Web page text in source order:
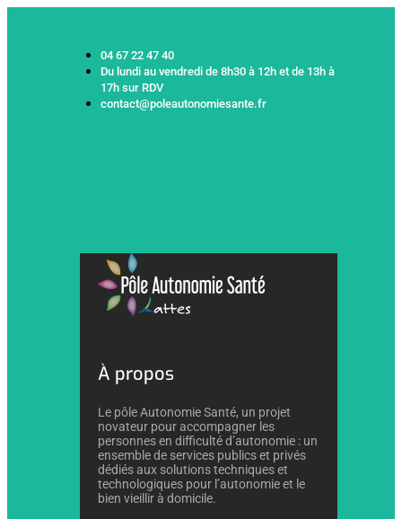
04 67 22 47 40
Du lundi au vendredi de 8h30 à 12h et de 13h à
17h sur RDV
contact@poleautonomiesante.fr
À propos
Le pôle Autonomie Santé, un projet
novateur pour accompagner les
personnes en difficulté d’autonomie : un
ensemble de services publics et privés
dédiés aux solutions techniques et
technologiques pour l’autonomie et le
bien vieillir à domicile.